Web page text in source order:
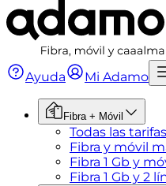
Ayuda Mi Adamo
Fibra + Móvil
Todas las
Fibra y móvil
Fibra 1 Gb y
Fibra 1 Gb y 2